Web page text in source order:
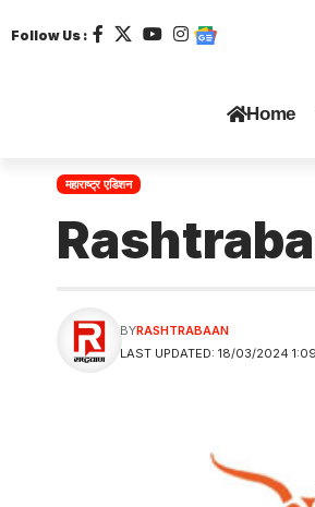
Follow Us :
Home
महाराष्ट्र एडिशन
LAST UPDATED: 18/03/2024
BYRASHTRABAAN